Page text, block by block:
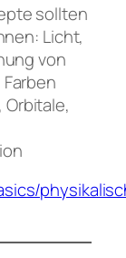
sollten
Licht,
von